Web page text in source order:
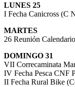
LUNES 25
I Fecha Canicross (C
MARTES
26 Reunión
DOMINGO 31
VII Correcaminata
IV Fecha Pesca CNF
II Fecha Rural Bike